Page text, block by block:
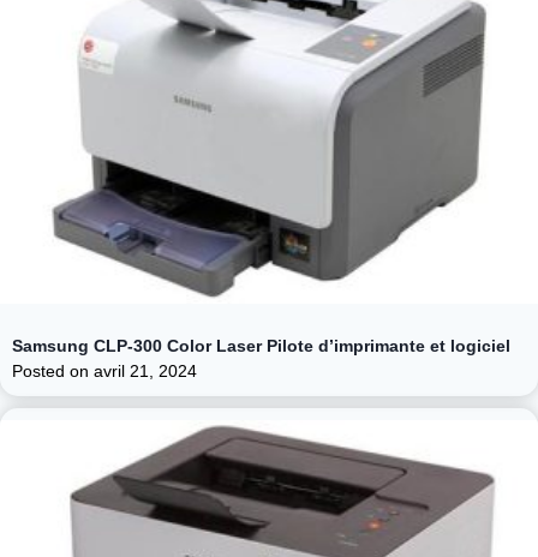
Samsung CLP-300 Color Laser Pilote d’imprimante et logiciel
Posted on avril 21, 2024